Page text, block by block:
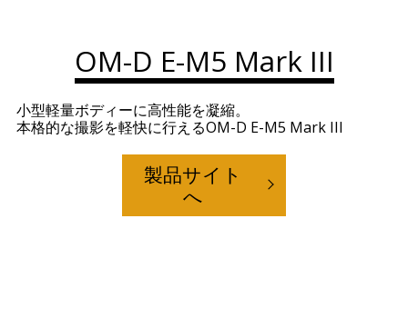
OM-D E-M5 Mark III
小型軽量ボディーに高性能を凝縮。
本格的な撮影を軽快に行えるOM-D E-M5 Mark III
製品サイト
へ